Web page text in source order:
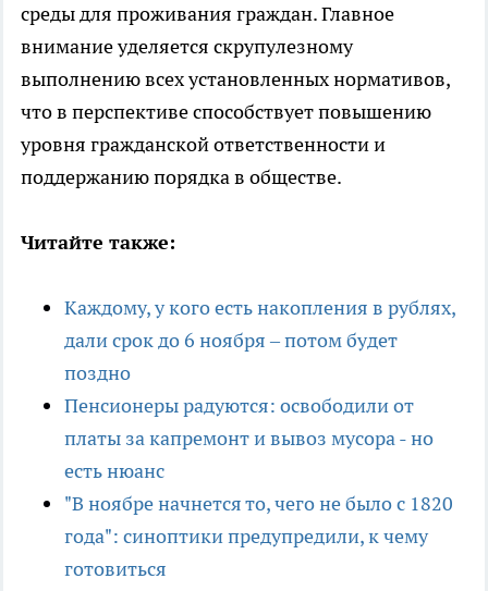
среды для проживания граждан. Главное
внимание уделяется скрупулезному
выполнению всех установленных нормативов,
что в перспективе способствует повышению
уровня гражданской ответственности и
поддержанию порядка в обществе.
Читайте также:
Каждому, у кого есть накопления в рублях,
дали срок до 6 ноября – потом будет
поздно
Пенсионеры радуются: освободили от
платы за капремонт и вывоз мусора - но
есть нюанс
"В ноябре начнется то, чего не было с 1820
года": синоптики предупредили, к чему
готовиться